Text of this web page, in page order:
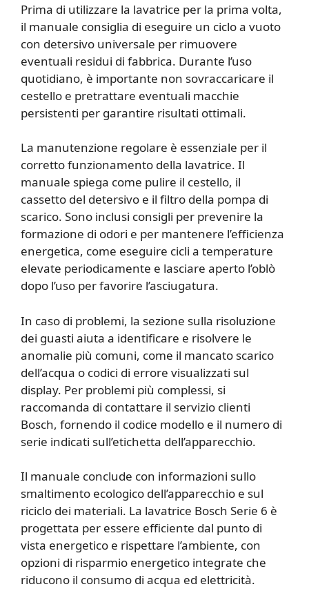
Prima di utilizzare la lavatrice per la prima volta,
il manuale consiglia di eseguire un ciclo a vuoto
con detersivo universale per rimuovere
eventuali residui di fabbrica. Durante l’uso
quotidiano, è importante non sovraccaricare il
cestello e pretrattare eventuali macchie
persistenti per garantire risultati ottimali.
La manutenzione regolare è essenziale per il
corretto funzionamento della lavatrice. Il
manuale spiega come pulire il cestello, il
cassetto del detersivo e il filtro della pompa di
scarico. Sono inclusi consigli per prevenire la
formazione di odori e per mantenere l’efficienza
energetica, come eseguire cicli a temperature
elevate periodicamente e lasciare aperto l’oblò
dopo l’uso per favorire l’asciugatura.
In caso di problemi, la sezione sulla risoluzione
dei guasti aiuta a identificare e risolvere le
anomalie più comuni, come il mancato scarico
dell’acqua o codici di errore visualizzati sul
display. Per problemi più complessi, si
raccomanda di contattare il servizio clienti
Bosch, fornendo il codice modello e il numero di
serie indicati sull’etichetta dell’apparecchio.
Il manuale conclude con informazioni sullo
smaltimento ecologico dell’apparecchio e sul
riciclo dei materiali. La lavatrice Bosch Serie 6 è
progettata per essere efficiente dal punto di
vista energetico e rispettare l’ambiente, con
opzioni di risparmio energetico integrate che
riducono il consumo di acqua ed elettricità.